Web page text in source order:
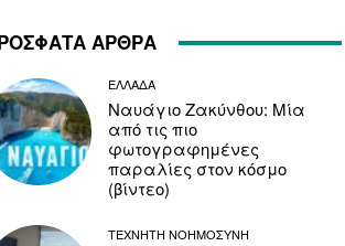
ΑΡΘΡΑ
ΕΛΛΑΔΑ
Ναυάγιο Ζακύνθου: Μία
από τις πιο
φωτογραφημένες
παραλίες στον κόσμο
(βίντεο)
ΤΕΧΝΗΤΗ ΝΟΗΜΟΣΥΝΗ